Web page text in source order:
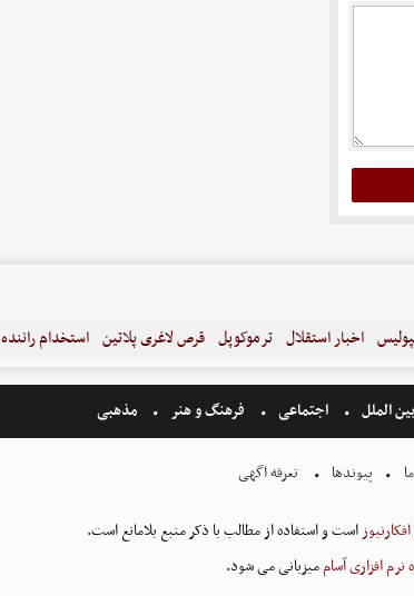
اخبار استقلال ترموکوپل قرص لاغری پلاتین استخدام راننده
بین الملل اجتماعی فرهنگ و هنر مذهبی
پیوندها تعرفه اگهی
است و استفاده از مطالب با ذکر منبع بلامانع است.
نرم افزاری آساممیزبانی می شود.